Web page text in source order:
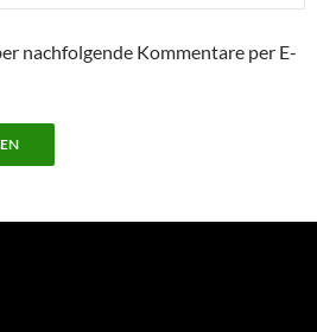
nachfolgende Kommentare per E-